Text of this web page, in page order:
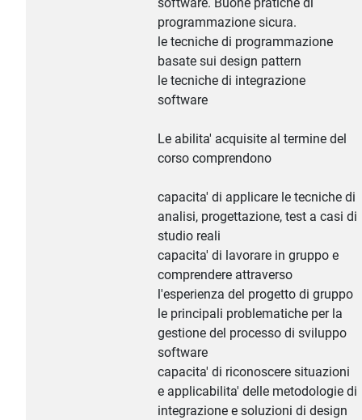
software. Buone pratiche di
programmazione sicura.
le tecniche di programmazione
basate sui design pattern
le tecniche di integrazione
software
Le abilita' acquisite al termine del
corso comprendono
capacita' di applicare le tecniche di
analisi, progettazione, test a casi di
studio reali
capacita' di lavorare in gruppo e
comprendere attraverso
l'esperienza del progetto di gruppo
le principali problematiche per la
gestione del processo di sviluppo
software
capacita' di riconoscere situazioni
e applicabilita' delle metodologie di
integrazione e soluzioni di design